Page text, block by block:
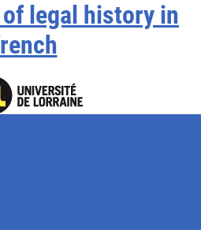
legal history in